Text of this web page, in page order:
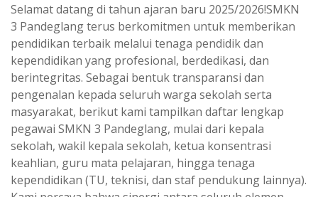
Selamat datang di tahun ajaran baru 2025/2026!SMKN
3 Pandeglang terus berkomitmen untuk memberikan
pendidikan terbaik melalui tenaga pendidik dan
kependidikan yang profesional, berdedikasi, dan
berintegritas. Sebagai bentuk transparansi dan
pengenalan kepada seluruh warga sekolah serta
masyarakat, berikut kami tampilkan daftar lengkap
pegawai SMKN 3 Pandeglang, mulai dari kepala
sekolah, wakil kepala sekolah, ketua konsentrasi
keahlian, guru mata pelajaran, hingga tenaga
kependidikan (TU, teknisi, dan staf pendukung lainnya).